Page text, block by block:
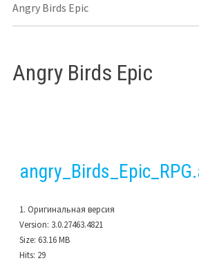
Angry Birds Epic
Angry Birds Epic
1. Оригинальная версия
Version: 3.0.27463.4821
Size: 63.16 MB
Hits: 29